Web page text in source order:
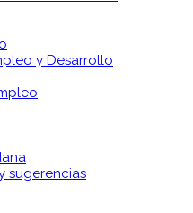
y Desarrollo
sugerencias